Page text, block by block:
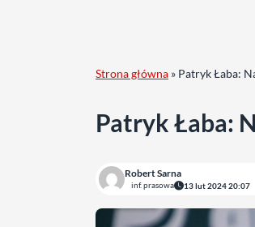
Strona główna » Patryk Łaba:
Patryk Łaba:
Robert Sarna
inf. prasowa 13 lut 2024 20:07